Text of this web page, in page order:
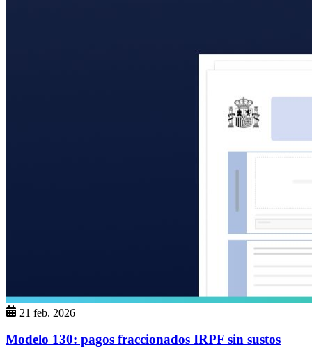
21 feb. 2026
Modelo 130: pagos fraccionados IRPF sin sustos